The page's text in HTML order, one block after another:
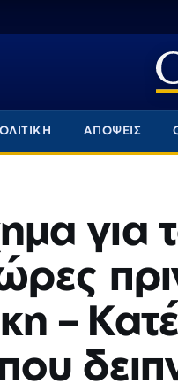
ΑΠΟΨΕΙΣ
για
–